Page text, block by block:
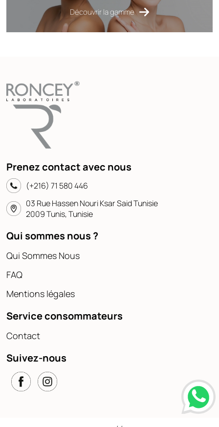
Découvrir la gamme
Prenez contact avec nous
(+216) 71 580 446
03 Rue Hassen Nouri Ksar Said Tunisie
2009 Tunis, Tunisie
Qui sommes nous ?
Qui Sommes Nous
FAQ
Mentions légales
Service consommateurs
Contact
Suivez-nous